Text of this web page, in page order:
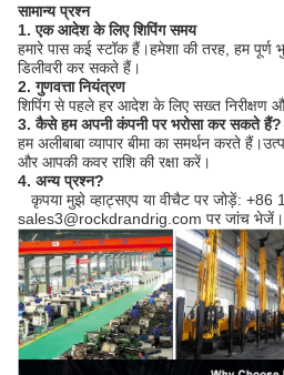
सामान्य प्रश्न
1. एक आदेश के लिए शिपिंग समय
हमारे पास कई स्टॉक हैं।हमेशा की तरह, हम पूर्ण
डिलीवरी कर सकते हैं।
2. गुणवत्ता नियंत्रण
शिपिंग से पहले हर आदेश के लिए सख्त निरीक्षण
3. कैसे हम अपनी कंपनी पर भरोसा कर सकते हैं?
हम अलीबाबा व्यापार बीमा का समर्थन करते
और आपकी कवर राशि की रक्षा करें।
4. अन्य प्रश्न?
कृपया मुझे व्हाट्सएप या वीचैट पर जोड़ें:
sales3@rockdrandrig.com पर जांच भेजें।